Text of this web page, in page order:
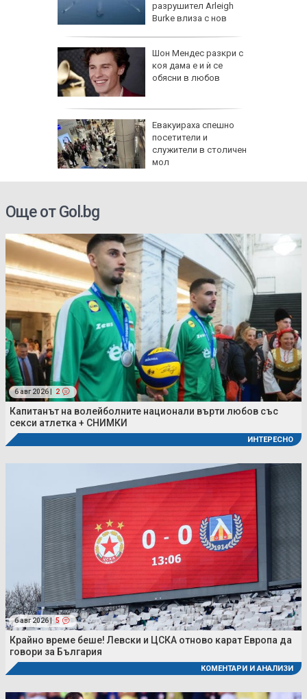
разрушител Arleigh
Burke влиза с нов
Шон Мендес разкри с
коя дама е и ѝ се
обясни в любов
Евакуираха спешно
посетители и
служители в столичен
мол
Още от Gol.bg
6 авг 2026 | 2
Капитанът на волейболните национали върти любов със
секси атлетка + СНИМКИ
ИНТЕРЕСНО
6 авг 2026 | 5
Крайно време беше! Левски и ЦСКА отново карат Европа да
говори за България
КОМЕНТАРИ И АНАЛИЗИ